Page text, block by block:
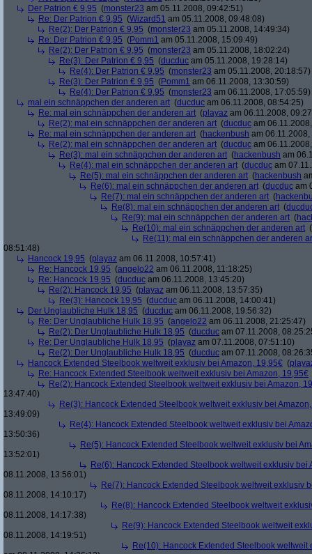
Der Patrion € 9,95 (monster23 am 05.11.2008, 09:42:51)
Re: Der Patrion € 9,95 (Wizard51 am 05.11.2008, 09:48:08)
Re(2): Der Patrion € 9,95 (monster23 am 05.11.2008, 14:49:34)
Re: Der Patrion € 9,95 (Pomm1 am 05.11.2008, 15:09:49)
Re(2): Der Patrion € 9,95 (monster23 am 05.11.2008, 18:02:24)
Re(3): Der Patrion € 9,95 (ducduc am 05.11.2008, 19:28:14)
Re(4): Der Patrion € 9,95 (monster23 am 05.11.2008, 20:18:57)
Re(3): Der Patrion € 9,95 (Pomm1 am 06.11.2008, 13:30:59)
Re(4): Der Patrion € 9,95 (monster23 am 06.11.2008, 17:05:59)
mal ein schnäppchen der anderen art (ducduc am 06.11.2008, 08:54:25)
Re: mal ein schnäppchen der anderen art (playaz am 06.11.2008,
Re(2): mal ein schnäppchen der anderen art (ducduc am
Re: mal ein schnäppchen der anderen art (hackenbush am
Re(2): mal ein schnäppchen der anderen art (ducduc am
Re(3): mal ein schnäppchen der anderen art (hackenbush am
Re(4): mal ein schnäppchen der anderen art (ducduc am
Re(5): mal ein schnäppchen der anderen art (hackenbush
Re(6): mal ein schnäppchen der anderen art (ducduc am
Re(7): mal ein schnäppchen der anderen art (
Re(8): mal ein schnäppchen der anderen art (
Re(9): mal ein schnäppchen der anderen art (
Re(10): mal ein schnäppchen der anderen art (
Re(11): mal ein schnäppchen der anderen
08:51:48)
Hancock 19,95 (playaz am 06.11.2008, 10:57:41)
Re: Hancock 19,95 (angelo22 am 06.11.2008, 11:18:25)
Re: Hancock 19,95 (ducduc am 06.11.2008, 13:45:20)
Re(2): Hancock 19,95 (playaz am 06.11.2008, 13:57:35)
Re(3): Hancock 19,95 (ducduc am 06.11.2008, 14:00:41)
Der Unglaubliche Hulk 18,95 (ducduc am 06.11.2008, 19:56:32)
Re: Der Unglaubliche Hulk 18,95 (angelo22 am 06.11.2008, 21:25:47)
Re(2): Der Unglaubliche Hulk 18,95 (ducduc am 07.11.2008,
Re: Der Unglaubliche Hulk 18,95 (playaz am 07.11.2008, 07:51:10)
Re(2): Der Unglaubliche Hulk 18,95 (ducduc am 07.11.2008,
Hancock Extended Steelbook weltweit exklusiv bei Amazon, 19,95€ (
Re: Hancock Extended Steelbook weltweit exklusiv bei Amazon, 19,95€
Re(2): Hancock Extended Steelbook weltweit exklusiv bei Amazon,
13:47:40)
Re(3): Hancock Extended Steelbook weltweit exklusiv bei
13:49:09)
Re(4): Hancock Extended Steelbook weltweit exklusiv bei
13:50:36)
Re(5): Hancock Extended Steelbook weltweit exklusiv bei
13:52:01)
Re(6): Hancock Extended Steelbook weltweit exklusiv bei
08.11.2008, 13:56:01)
Re(7): Hancock Extended Steelbook weltweit exklusiv
08.11.2008, 14:10:17)
Re(8): Hancock Extended Steelbook weltweit
08.11.2008, 14:17:38)
Re(9): Hancock Extended Steelbook weltweit
08.11.2008, 14:19:51)
Re(10): Hancock Extended Steelbook weltweit